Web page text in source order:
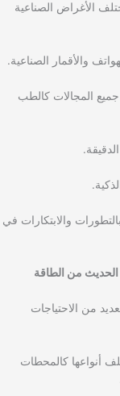
الأغراض الصناعية
والأقمار الصناعية.
جميع المجالات كالطب
والابتكارات في
الحديث من الطاقة
من الاحتياجات
أنواعها كالمحطات